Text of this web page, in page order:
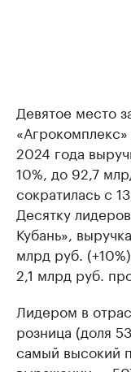
Девятое место
2024 года
10%, до 92,7
сократилась с
Десятку
Кубань»,
млрд руб.
2,1 млрд руб.
Лидером в
розница (доля
самый высокий